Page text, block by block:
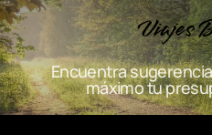
S
k
i
p
t
o
Viajes
Encuentra
máximo tu